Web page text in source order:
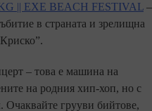
|| EXE BEACH FESTIVAL –
в страната и зрелищна
– това е машина на
на родния хип-хоп, но с
Очаквайте грууви бийтове,